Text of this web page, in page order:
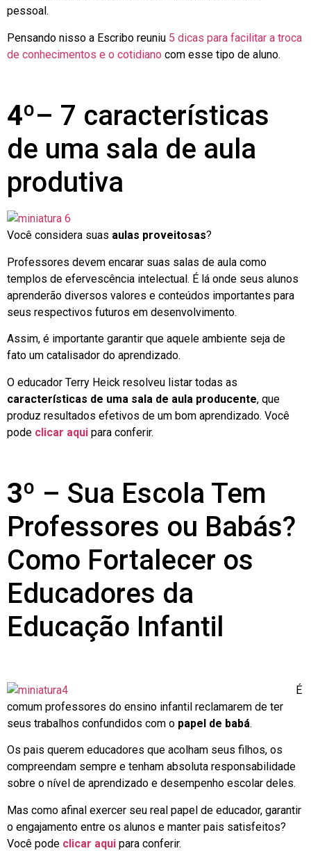
pessoal.
Pensando nisso a Escribo reuniu 5 dicas para facilitar a troca
de conhecimentos e o cotidiano com esse tipo de aluno.
4º– 7 características
de uma sala de aula
produtiva
Você considera suas aulas proveitosas?
Professores devem encarar suas salas de aula como
templos de efervescência intelectual. É lá onde seus alunos
aprenderão diversos valores e conteúdos importantes para
seus respectivos futuros em desenvolvimento.
Assim, é importante garantir que aquele ambiente seja de
fato um catalisador do aprendizado.
O educador Terry Heick resolveu listar todas as
características de uma sala de aula producente, que
produz resultados efetivos de um bom aprendizado. Você
pode clicar aqui para conferir.
3º – Sua Escola Tem
Professores ou Babás?
Como Fortalecer os
Educadores da
Educação Infantil
É
comum professores do ensino infantil reclamarem de ter
seus trabalhos confundidos com o papel de babá.
Os pais querem educadores que acolham seus filhos, os
compreendam sempre e tenham absoluta responsabilidade
sobre o nível de aprendizado e desempenho escolar deles.
Mas como afinal exercer seu real papel de educador, garantir
o engajamento entre os alunos e manter pais satisfeitos?
Você pode clicar aqui para conferir.